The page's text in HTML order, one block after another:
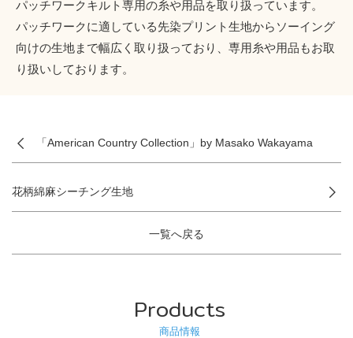
パッチワークキルト専用の糸や用品を取り扱っています。
パッチワークに適している先染プリント生地からソーイング
向けの生地まで幅広く取り扱っており、専用糸や用品もお取
り扱いしております。
「American Country Collection」by Masako Wakayama
一覧へ戻る
花柄綿麻シーチング生地
Products
商品情報